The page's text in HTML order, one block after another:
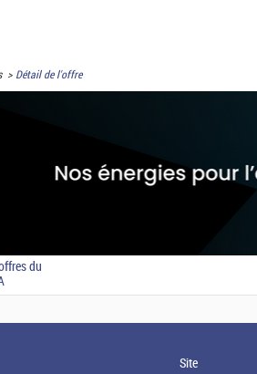
Détail de l'offre
du
Site